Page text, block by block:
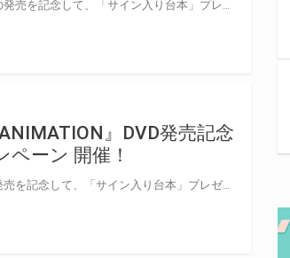
』DVD発売記念
ーン 開催！